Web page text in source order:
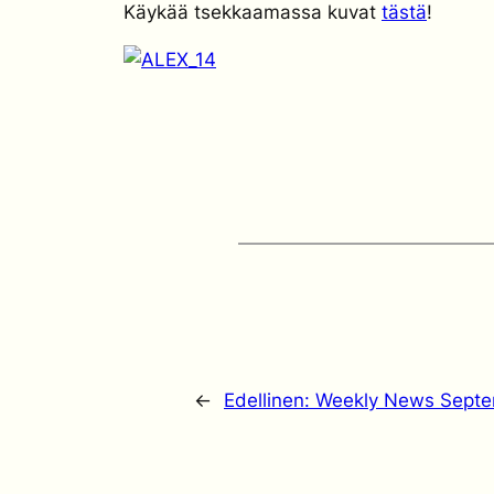
Käykää tsekkaamassa kuvat tästä!
← Edellinen: Weekly News